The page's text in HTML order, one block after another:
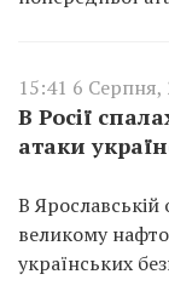
15:41 6 Серпня,
В Росії
атаки
В Ярославській
великому
українських